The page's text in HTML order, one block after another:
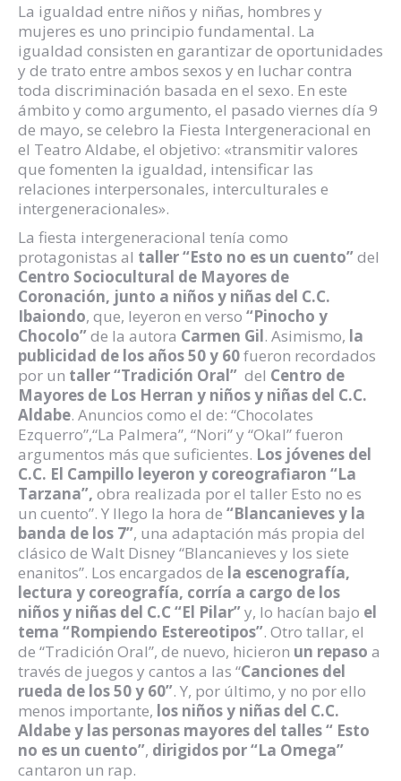
La igualdad entre niños y niñas, hombres y
mujeres es uno principio fundamental. La
igualdad consisten en garantizar de oportunidades
y de trato entre ambos sexos y en luchar contra
toda discriminación basada en el sexo. En este
ámbito y como argumento, el pasado viernes día 9
de mayo, se celebro la Fiesta Intergeneracional en
el Teatro Aldabe, el objetivo: «transmitir valores
que fomenten la igualdad, intensificar las
relaciones interpersonales, interculturales e
intergeneracionales».
La fiesta intergeneracional tenía como
protagonistas al taller “Esto no es un cuento”del
Centro Sociocultural de Mayores de
Coronación, junto a niños y niñas del C.C.
Ibaiondo, que, leyeron en verso “Pinocho y
Chocolo”de la autora Carmen Gil. Asimismo, la
publicidad de los años 50 y 60fueron recordados
por un taller “Tradición Oral” del Centro de
Mayores de Los Herran y niños y niñas del C.C.
Aldabe. Anuncios como el de: “Chocolates
Ezquerro”,“La Palmera”, “Nori” y “Okal” fueron
argumentos más que suficientes. Los jóvenes del
C.C. El Campillo leyeron y coreografiaron “La
Tarzana”, obra realizada por el taller Esto no es
un cuento”. Y llego la hora de “Blancanieves y la
banda de los 7”, una adaptación más propia del
clásico de Walt Disney “Blancanieves y los siete
enanitos”. Los encargados de la escenografía,
lectura y coreografía, corría a cargo de los
niños y niñas del C.C “El Pilar”y, lo hacían bajo el
tema “Rompiendo Estereotipos”. Otro tallar, el
de “Tradición Oral”, de nuevo, hicieron un repaso a
través de juegos y cantos a las “Canciones del
rueda de los 50 y 60”. Y, por último, y no por ello
menos importante, los niños y niñas del C.C.
Aldabe y las personas mayores del talles “ Esto
no es un cuento”, dirigidos por “La Omega”
cantaron un rap.